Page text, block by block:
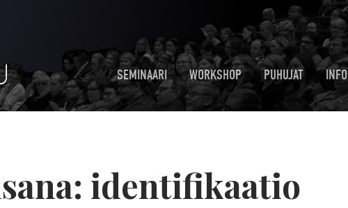
SEMINAARI WORKSHOP PUHUJAT INFO
identifikaatio